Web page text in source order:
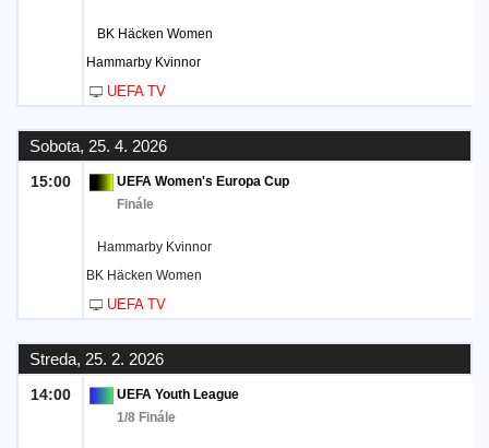
BK Häcken Women
Hammarby Kvinnor
UEFA TV
Sobota, 25. 4. 2026
15:00
UEFA Women's Europa Cup
Finále
Hammarby Kvinnor
BK Häcken Women
UEFA TV
Streda, 25. 2. 2026
14:00
UEFA Youth League
1/8 Finále